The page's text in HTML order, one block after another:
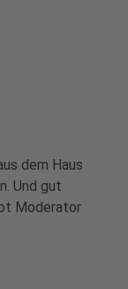
dem Haus
Und gut
Moderator